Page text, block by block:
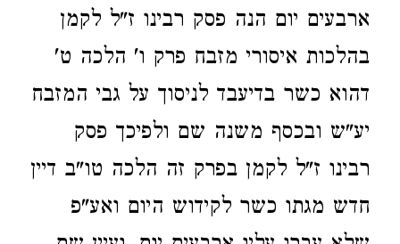
ארבעים יום הנה פסק רבינו ז"ל לקמן
בהלכות איסורי מזבח פרק ו' הלכה ט'
דהוא כשר בדיעבד לניסוך על גבי המזבח
יע"ש ובכסף משנה שם ולפיכך פסק
רבינו ז"ל לקמן בפרק זה הלכה טו"ב דיין
חדש מגתו כשר לקידוש היום ואע"פ